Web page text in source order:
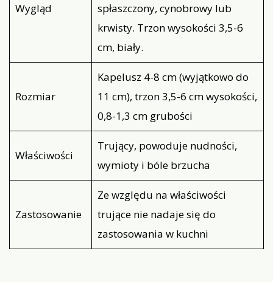
Wygląd
spłaszczony, cynobrowy lub
krwisty. Trzon wysokości 3,5-6
cm, biały.
Rozmiar
Kapelusz 4-8 cm (wyjątkowo do
11 cm), trzon 3,5-6 cm wysokości,
0,8-1,3 cm grubości
Właściwości
Trujący, powoduje nudności,
wymioty i bóle brzucha
Zastosowanie
Ze względu na właściwości
trujące nie nadaje się do
zastosowania w kuchni